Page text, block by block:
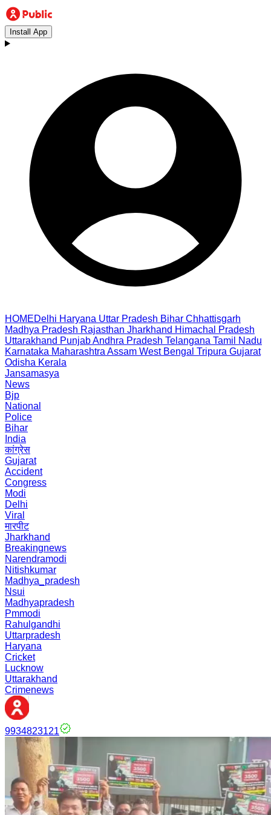
Install App
HOMEDelhi Haryana Uttar Pradesh Bihar Chhattisgarh
Madhya Pradesh Rajasthan Jharkhand Himachal Pradesh
Uttarakhand PunjabAndhra Pradesh Telangana Tamil Nadu
Karnataka Maharashtra Assam West Bengal Tripura Gujarat
Odisha Kerala
Jansamasya
News
Bjp
National
Police
Bihar
India
कांग्रेस
Gujarat
Accident
Congress
Modi
Delhi
Viral
मारपीट
Jharkhand
Breakingnews
Narendramodi
Nitishkumar
Madhya_pradesh
Nsui
Madhyapradesh
Pmmodi
Rahulgandhi
Uttarpradesh
Haryana
Cricket
Lucknow
Uttarakhand
Crimenews
9934823121